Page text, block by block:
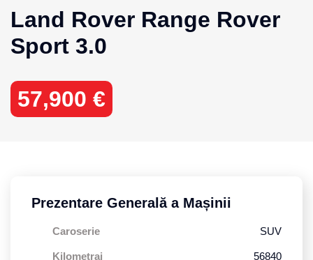
Land Rover Range Rover
Sport 3.0
57,900 €
Prezentare Generală a Mașinii
Caroserie SUV
Kilometraj 56840